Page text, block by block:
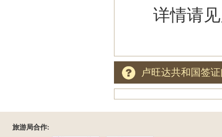
详情请见
卢旺达共和国签
旅游局合作: